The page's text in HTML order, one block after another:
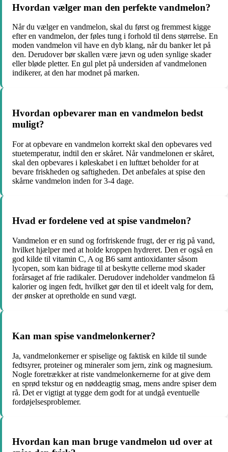
Hvordan vælger man den perfekte vandmelon?
Når du vælger en vandmelon, skal du først og fremmest kigge
efter en vandmelon, der føles tung i forhold til dens størrelse. En
moden vandmelon vil have en dyb klang, når du banker let på
den. Derudover bør skallen være jævn og uden synlige skader
eller bløde pletter. En gul plet på undersiden af ​​vandmelonen
indikerer, at den har modnet på marken.
Hvordan opbevarer man en vandmelon bedst
muligt?
For at opbevare en vandmelon korrekt skal den opbevares ved
stuetemperatur, indtil den er skåret. Når vandmelonen er skåret,
skal den opbevares i køleskabet i en lufttæt beholder for at
bevare friskheden og saftigheden. Det anbefales at spise den
skårne vandmelon inden for 3-4 dage.
Hvad er fordelene ved at spise vandmelon?
Vandmelon er en sund og forfriskende frugt, der er rig på vand,
hvilket hjælper med at holde kroppen hydreret. Den er også en
god kilde til vitamin C, A og B6 samt antioxidanter såsom
lycopen, som kan bidrage til at beskytte cellerne mod skader
forårsaget af frie radikaler. Derudover indeholder vandmelon få
kalorier og ingen fedt, hvilket gør den til et ideelt valg for dem,
der ønsker at opretholde en sund vægt.
Kan man spise vandmelonkerner?
Ja, vandmelonkerner er spiselige og faktisk en kilde til sunde
fedtsyrer, proteiner og mineraler som jern, zink og magnesium.
Nogle foretrækker at riste vandmelonkernerne for at give dem
en sprød tekstur og en nøddeagtig smag, mens andre spiser dem
rå. Det er vigtigt at tygge dem godt for at undgå eventuelle
fordøjelsesproblemer.
Hvordan kan man bruge vandmelon ud over at